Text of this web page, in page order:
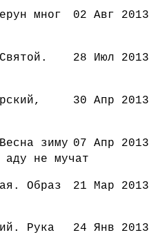
02 Авг 2013
мног
28 Июл 2013
30 Апр 2013
07 Апр 2013
зиму
аду не мучат
21 Мар 2013
Образ
24 Янв 2013
Рука